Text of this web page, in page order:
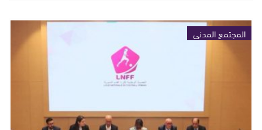
المجتمع المدني